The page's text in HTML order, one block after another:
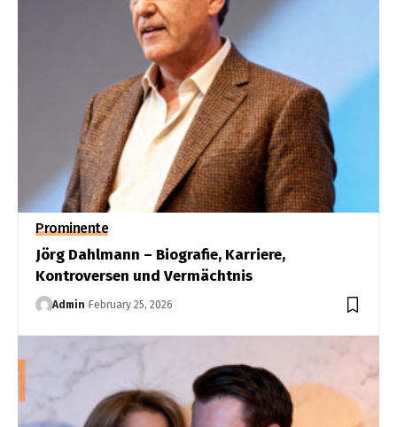
Prominente
Jörg Dahlmann – Biografie, Karriere,
Kontroversen und Vermächtnis
Admin February 25, 2026